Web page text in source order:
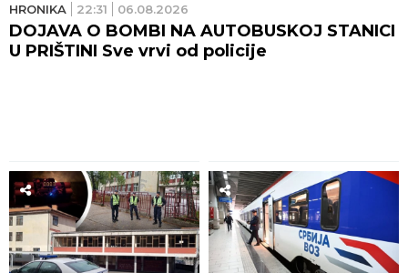
HRONIKA 22:31 06.08.2026
DOJAVA O BOMBI NA AUTOBUSKOJ STANICI
U PRIŠTINI Sve vrvi od policije